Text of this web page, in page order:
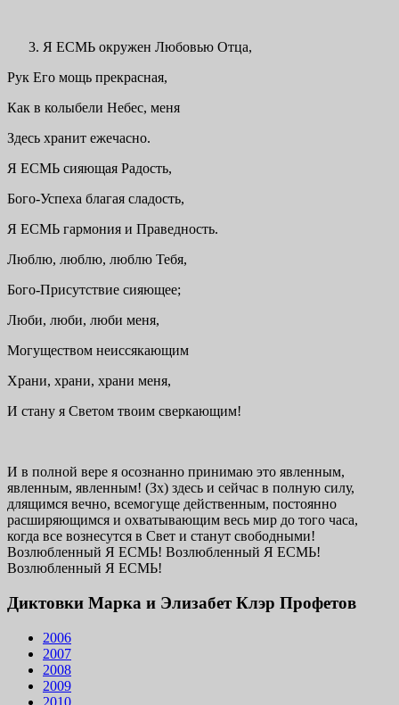
Я ЕСМЬ окружен Любовью Отца,
Рук Его мощь прекрасная,
Как в колыбели Небес, меня
Здесь хранит ежечасно.
Я ЕСМЬ сияющая Радость,
Бого-Успеха благая сладость,
Я ЕСМЬ гармония и Праведность.
Люблю, люблю, люблю Тебя,
Бого-Присутствие сияющее;
Люби, люби, люби меня,
Могуществом неиссякающим
Храни, храни, храни меня,
И стану я Светом твоим сверкающим!
И в полной вере я осознанно принимаю это явленным,
явленным, явленным! (Зх) здесь и сейчас в полную силу,
длящимся вечно, всемогуще действенным, постоянно
расширяющимся и охватывающим весь мир до того часа,
когда все вознесутся в Свет и станут свободными!
Возлюбленный Я ЕСМЬ! Возлюбленный Я ЕСМЬ!
Возлюбленный Я ЕСМЬ!
Диктовки Марка и Элизабет Клэр Профетов
2006
2007
2008
2009
2010